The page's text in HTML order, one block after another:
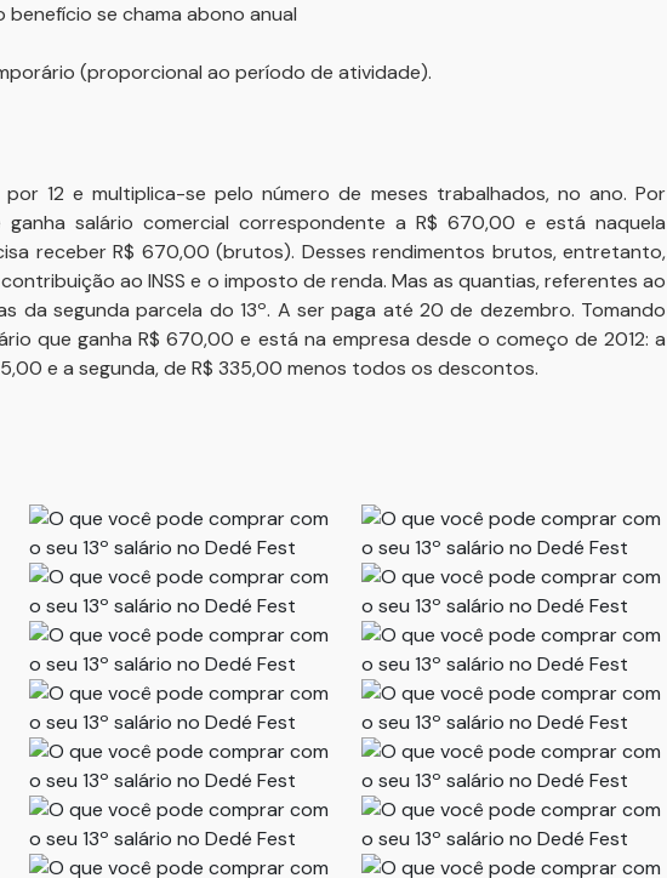
benefício se chama abono anual
(proporcional ao período de atividade).
12 e multiplica-se pelo número de meses trabalhados, no ano. Por
ganha salário comercial correspondente a R$ 670,00 e está naquela
receber R$ 670,00 (brutos). Desses rendimentos brutos, entretanto,
ao INSS e o imposto de renda. Mas as quantias, referentes ao
da segunda parcela do 13º. A ser paga até 20 de dezembro. Tomando
que ganha R$ 670,00 e está na empresa desde o começo de 2012: a
e a segunda, de R$ 335,00 menos todos os descontos.